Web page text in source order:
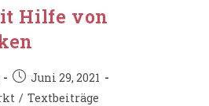
Hilfe von
Beitrag
veröffentlicht:
Juni 29, 2021
/ Textbeiträge